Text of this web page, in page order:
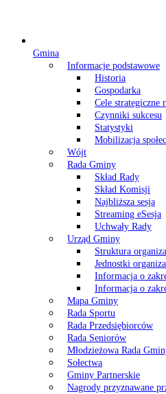
Gmina
Informacje podstawowe
Historia
Gospodarka
Cele strategiczne
Czynniki sukcesu
Statystyki
Mobilizacja
Wójt
Rada Gminy
Skład Rady
Skład Komisji
Najbliższa sesja
Streaming eSesja
Uchwały Rady
Urząd Gminy
Struktura
Jednostki
Informacja o
Informacja o
Mapa Gminy
Rada Sportu
Rada Przedsiębiorców
Rada Seniorów
Młodzieżowa Rada
Sołectwa
Gminy Partnerskie
Nagrody przyznawane